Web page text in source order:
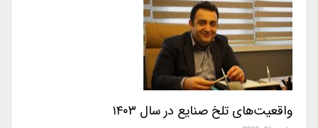
واقعیت‌های تلخ صنایع در سال ۱۴۰۳